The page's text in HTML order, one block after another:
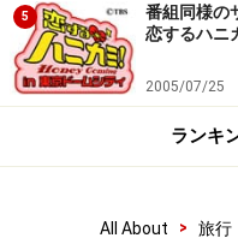
5
番組同様の
恋するハニ
2005/07/25
ランキ
All About > 旅行